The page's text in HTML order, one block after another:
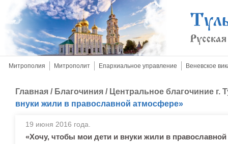
Митрополия Митрополит Епархиальное управление Веневское
Главная / Благочиния / Центральное благочиние г.
внуки жили в православной атмосфере»
19 июня 2016 года.
«Хочу, чтобы мои дети и внуки жили в